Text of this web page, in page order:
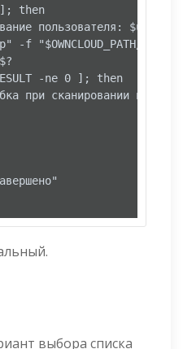
then
пользователя: $user"
-f "$OWNCLOUD_PATH/occ"
-ne 0 ]; then
при сканировании
выбора списка